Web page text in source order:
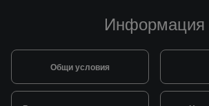
Информация
Общи условия